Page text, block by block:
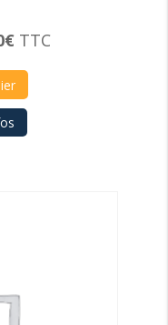
€Le
actuel
est :
825,00€.
TTC